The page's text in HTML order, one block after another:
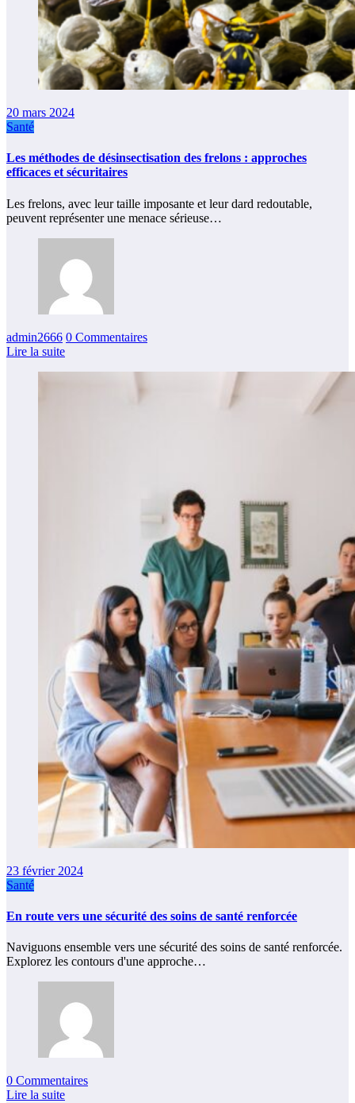
20 mars 2024
Santé
Les méthodes de désinsectisation des frelons : approches
efficaces et sécuritaires
Les frelons, avec leur taille imposante et leur dard redoutable,
peuvent représenter une menace sérieuse…
admin2666 0 Commentaires
Lire la suite
23 février 2024
Santé
En route vers une sécurité des soins de santé renforcée
Naviguons ensemble vers une sécurité des soins de santé renforcée.
Explorez les contours d'une approche…
0 Commentaires
Lire la suite